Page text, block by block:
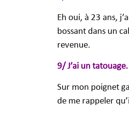
Eh oui, à 23 ans,
bossant dans un
revenue.
9/ J’ai un tatouage.
Sur mon poignet
de me rappeler